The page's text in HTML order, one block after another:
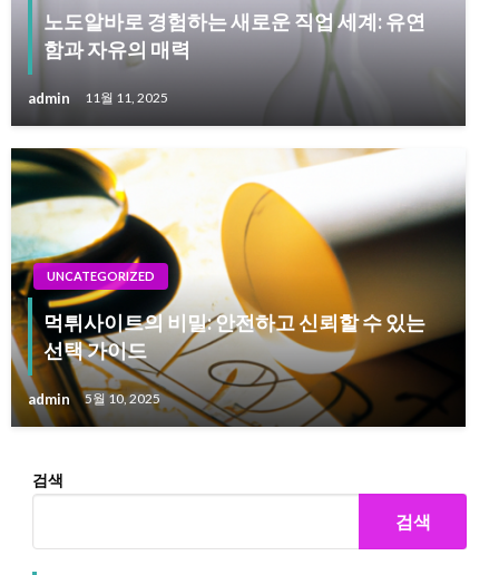
노도알바로 경험하는 새로운 직업 세계: 유연
함과 자유의 매력
admin 11월 11, 2025
UNCATEGORIZED
먹튀사이트의 비밀: 안전하고 신뢰할 수 있는
선택 가이드
admin 5월 10, 2025
검색
검색